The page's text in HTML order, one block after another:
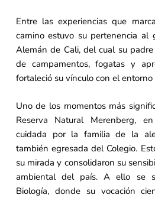
Entre las experiencias que
camino estuvo su pertenencia al
Alemán de Cali, del cual su
de campamentos, fogatas y
fortaleció su vínculo con el
Uno de los momentos más
Reserva Natural Merenberg,
cuidada por la familia de la
también egresada del Colegio.
su mirada y consolidaron su
ambiental del país. A ello se
Biología, donde su vocación